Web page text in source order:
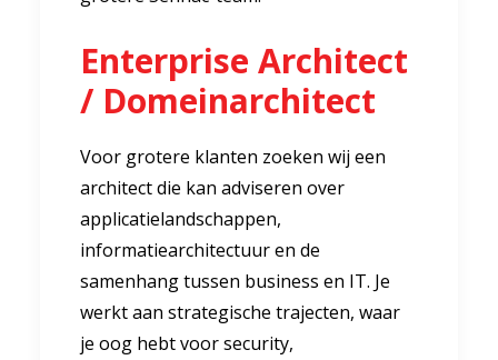
Enterprise Architect
/ Domeinarchitect
Voor grotere klanten zoeken wij een
architect die kan adviseren over
applicatielandschappen,
informatiearchitectuur en de
samenhang tussen business en IT. Je
werkt aan strategische trajecten, waar
je oog hebt voor security,